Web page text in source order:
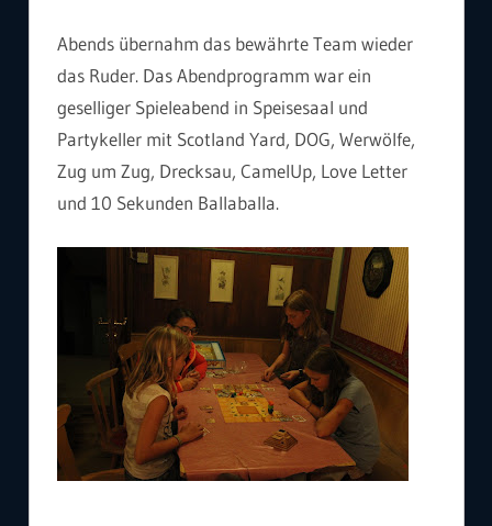
Abends übernahm das bewährte Team wieder
das Ruder. Das Abendprogramm war ein
geselliger Spieleabend in Speisesaal und
Partykeller mit Scotland Yard, DOG, Werwölfe,
Zug um Zug, Drecksau, CamelUp, Love Letter
und 10 Sekunden Ballaballa.